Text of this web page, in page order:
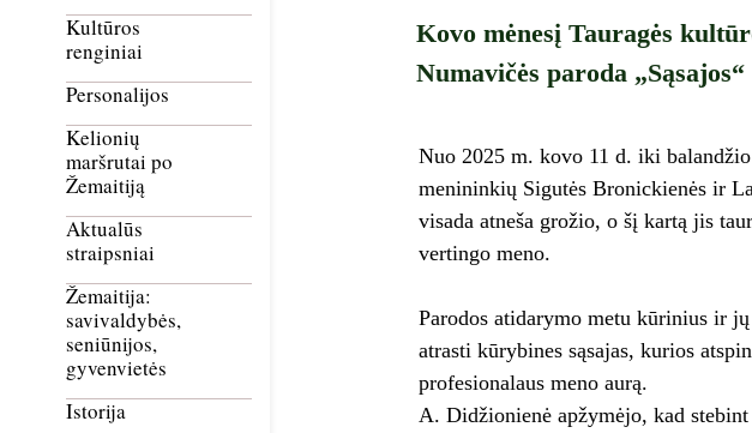
Kultūros
renginiai
Personalijos
Kelionių
maršrutai po
Žemaitiją
Aktualūs
straipsniai
Žemaitija:
savivaldybės,
seniūnijos,
gyvenvietės
Istorija
Kovo mėnesį Tauragės
Numavičės paroda „Sąsajos“
Nuo 2025 m. kovo 11 d. iki
menininkių Sigutės Bronickienės ir
visada atneša grožio, o šį kartą jis
vertingo meno.
Parodos atidarymo metu kūrinius ir
atrasti kūrybines sąsajas, kurios
profesionalaus meno aurą.
A. Didžionienė apžymėjo, kad